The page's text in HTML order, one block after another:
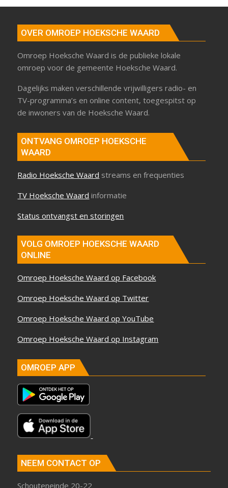
OVER OMROEP HOEKSCHE WAARD
Omroep Hoeksche Waard is de publieke lokale
omroep voor de gemeente Hoeksche Waard.
Dagelijks maken verschillende vrijwilligers radio- en
TV-programma’s en online content, toegespitst op
de inwoners van de Hoeksche Waard.
ONTVANG OMROEP HOEKSCHE
WAARD
Radio Hoeksche Waard streams en frequenties
TV Hoeksche Waard informatie
Status ontvangst en storingen
VOLG OMROEP HOEKSCHE WAARD
ONLINE
Omroep Hoeksche Waard op Facebook
Omroep Hoeksche Waard op Twitter
Omroep Hoeksche Waard op YouTube
Omroep Hoeksche Waard op Instagram
OMROEP APP
NEEM CONTACT OP
Schouteneinde 20-22